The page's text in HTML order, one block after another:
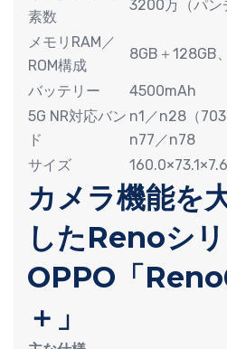
素数
3200万（パン
メモリRAM／
ROM構成
8GB＋128GB
バッテリー
4500mAh
5G NR対応バン
ド
n1／n28（
n77／n78
サイズ
カメラ機能を
したRenoシリ
OPPO「
＋」